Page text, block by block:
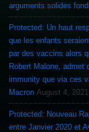
arguments solides
Protected: Un haut
que les enfants
par des vaccins alors
Robert Malone, admet
immunity que via ces
Macron August 4, 2021
Protected: Nouveau
entre Janvier 2020 et